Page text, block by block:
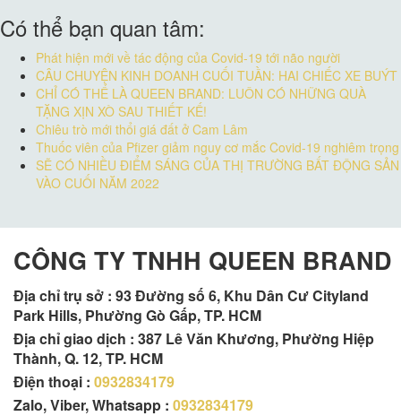
Có thể bạn quan tâm:
Phát hiện mới về tác động của Covid-19 tới não người
CÂU CHUYỆN KINH DOANH CUỐI TUẦN: HAI CHIẾC XE BUÝT
CHỈ CÓ THỂ LÀ QUEEN BRAND: LUÔN CÓ NHỮNG QUÀ
TẶNG XỊN XÒ SAU THIẾT KẾ!
Chiêu trò mới thổi giá đất ở Cam Lâm
Thuốc viên của Pfizer giảm nguy cơ mắc Covid-19 nghiêm trọng
SẼ CÓ NHIỀU ĐIỂM SÁNG CỦA THỊ TRƯỜNG BẤT ĐỘNG SẢN
VÀO CUỐI NĂM 2022
CÔNG TY TNHH QUEEN BRAND
Địa chỉ trụ sở : 93 Đường số 6, Khu Dân Cư Cityland
Park Hills, Phường Gò Gấp, TP. HCM
Địa chỉ giao dịch : 387 Lê Văn Khương, Phường Hiệp
Thành, Q. 12, TP. HCM
Điện thoại : 0932834179
Zalo, Viber, Whatsapp : 0932834179